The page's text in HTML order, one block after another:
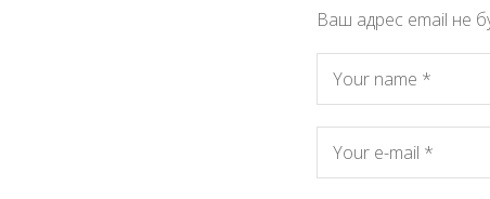
Ваш адрес email не